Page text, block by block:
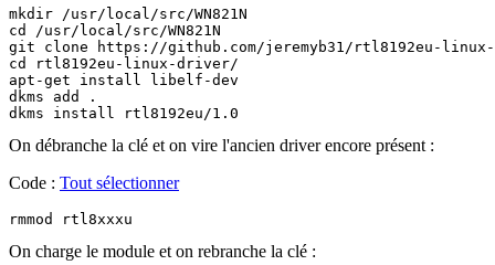
mkdir /usr/local/src/WN821N
cd /usr/local/src/WN821N
git clone https://github.com/jeremyb31/rtl8192eu-
cd rtl8192eu-linux-driver/
apt-get install libelf-dev
dkms add .
On débranche la clé et on vire l'ancien driver encore présent :
Code : Tout sélectionner
rmmod rtl8xxxu
On charge le module et on rebranche la clé :